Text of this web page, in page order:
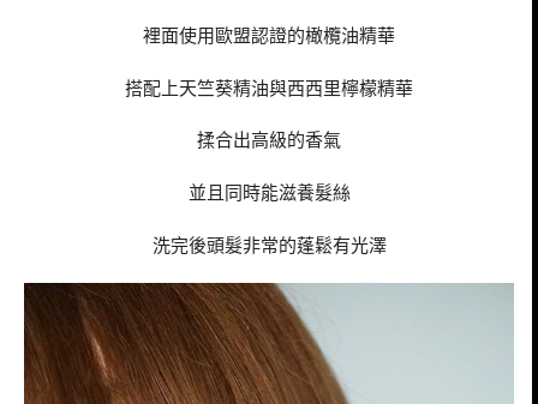
裡面使用歐盟認證的橄欖油精華
搭配上天竺葵精油與西西里檸檬精華
揉合出高級的香氣
並且同時能滋養髮絲
洗完後頭髮非常的蓬鬆有光澤